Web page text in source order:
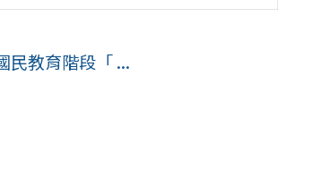
民教育階段「 ...